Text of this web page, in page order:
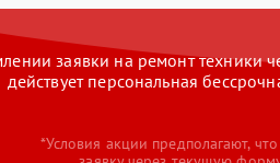
заявки на ремонт техники
действует персональная
*Условия акции предполагают,